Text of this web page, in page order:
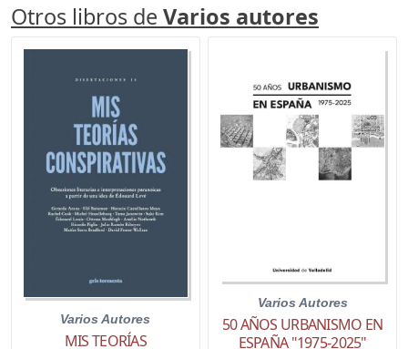
Otros libros de Varios autores
Varios Autores
MIS TEORÍAS
Varios Autores
50 AÑOS URBANISMO EN
ESPAÑA "1975-2025"